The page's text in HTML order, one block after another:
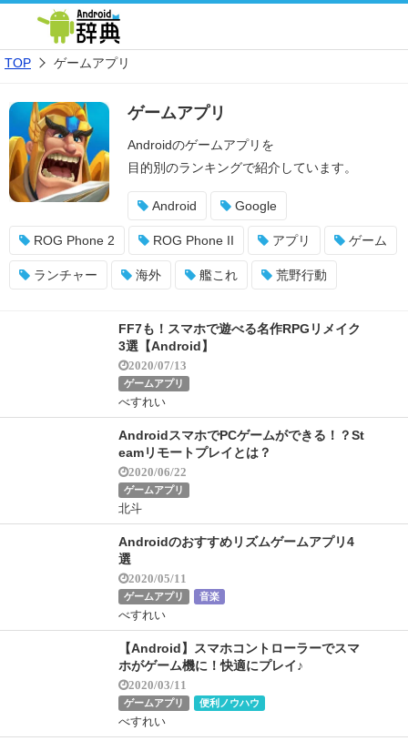
TOP ゲームアプリ
ゲームアプリ
Androidのゲームアプリを
目的別のランキングで紹介しています。
Android Google
ROG Phone 2 ROG Phone II アプリ ゲーム
ランチャー 海外 艦これ 荒野行動
FF7も！スマホで遊べる名作RPGリメイク
3選【Android】
2020/07/13
ゲームアプリ
べすれい
AndroidスマホでPCゲームができる！？St
eamリモートプレイとは？
2020/06/22
ゲームアプリ
北斗
Androidのおすすめリズムゲームアプリ4
選
2020/05/11
ゲームアプリ 音楽
べすれい
【Android】スマホコントローラーでスマ
ホがゲーム機に！快適にプレイ♪
2020/03/11
ゲームアプリ 便利ノウハウ
べすれい